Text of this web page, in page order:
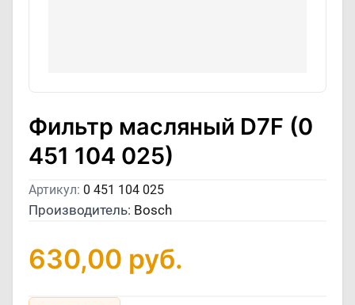
Фильтр масляный D7F (0
451 104 025)
Артикул: 0 451 104 025
Производитель: Bosch
630,00 руб.